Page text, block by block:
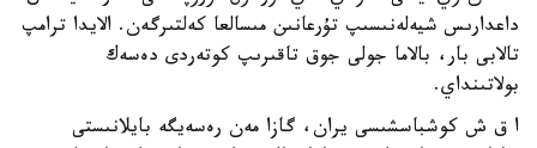
داعدارىس شيەلەنىسىپ تۇرعانىن مىسالعا كەلتىرگەن. الايدا ترامپ
تالابى بار، بالاما جولى جوق تاقىرىپ كوتەردى دەسەك
بولاتىنداي.
ا ق ش كوشباسشىسى يران، گازا مەن رەسەيگە بايلانىستى